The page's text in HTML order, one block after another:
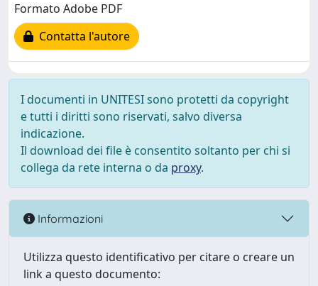
Formato Adobe PDF
Contatta l'autore
I documenti in UNITESI sono protetti da copyright
e tutti i diritti sono riservati, salvo diversa
indicazione.
Il download dei file è consentito soltanto per chi si
collega da rete interna o da proxy.
Informazioni
Utilizza questo identificativo per citare o creare un
link a questo documento: